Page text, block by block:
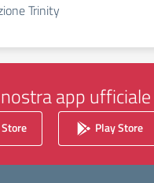
Trinity
app
Play Store